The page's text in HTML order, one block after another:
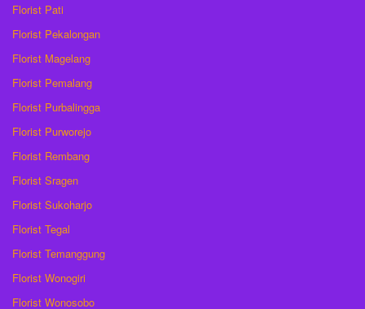
Florist Pati
Florist Pekalongan
Florist Magelang
Florist Pemalang
Florist Purbalingga
Florist Purworejo
Florist Rembang
Florist Sragen
Florist Sukoharjo
Florist Tegal
Florist Temanggung
Florist Wonogiri
Florist Wonosobo